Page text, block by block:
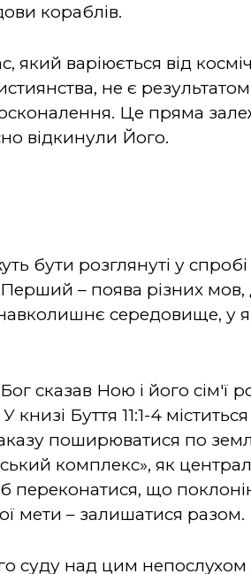
кораблів.
який варіюється від
не є
Це пряма
відкинули Його.
бути розглянуті у
– поява різних
середовище, у
сказав Ною і його сім'ї
Буття 11:1-4
поширюватися по
комплекс», як
що
мети – залишатися разом.
суду над цим